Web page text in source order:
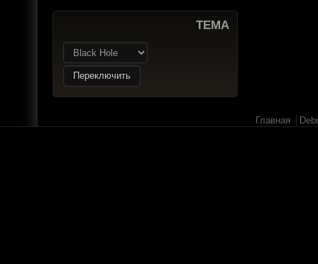
ТЕМА
Главная